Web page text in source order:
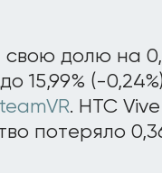
свою долю на
15,99% (-
. HTC Vive
потеряло